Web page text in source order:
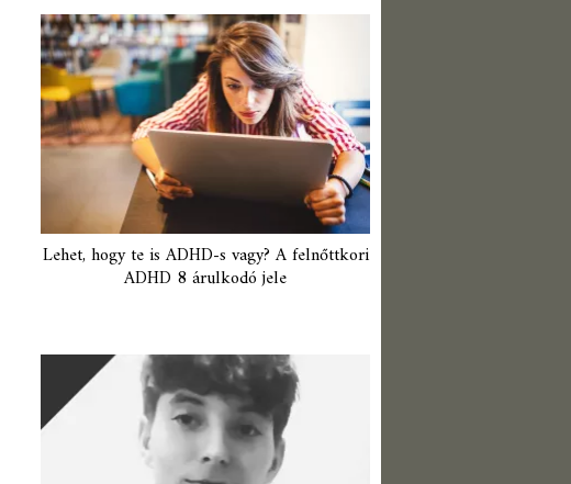
Lehet, hogy te is ADHD-s vagy? A felnőttkori
ADHD 8 árulkodó jele